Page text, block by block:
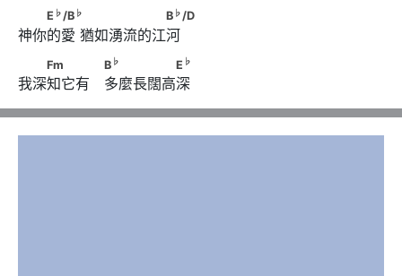
E ♭/B♭ B
E ♭/B ♭ B ♭/D
神你的愛 猶如湧流的江河
Fm　　　 B
E
Fm B ♭ E ♭
我深知它有　多麼長闊高深